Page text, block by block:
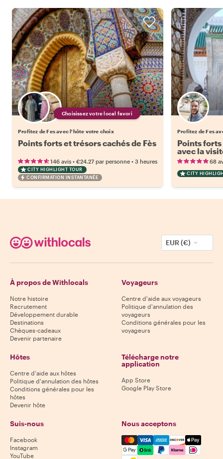
Choisissez votre local favori
Profitez de Fes avec l'hôte votre choix
Points forts et trésors cachés de Fès
146 avis • €24.27 par personne • 3 heures
CITY HIGHLIGHT TOUR
CONFIRMATION INSTANTANÉE
Profitez de Fes
Points forts
avec la
68
CITY
EUR (€)
À propos de Withlocals
Notre histoire
Recrutement
Développement durable
Destinations
Chèques-cadeaux
Devenir partenaire
Voyageurs
Centre d'aide aux voyageurs
Politique d'annulation des
voyageurs
Conditions générales pour les
voyageurs
Hôtes
Centre d'aide aux hôtes
Politique d'annulation des hôtes
Conditions générales pour les
hôtes
Devenir hôte
Télécharge notre
application
App Store
Google Play Store
Suis-nous
Facebook
Instagram
YouTube
Nous acceptons
Mastercard, Visa, Amex,